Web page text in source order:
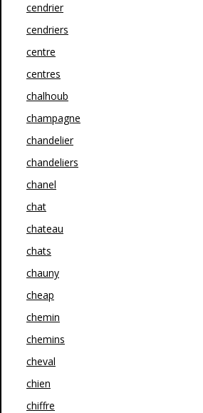
cendrier
cendriers
centre
centres
chalhoub
champagne
chandelier
chandeliers
chanel
chat
chateau
chats
chauny
cheap
chemin
chemins
cheval
chien
chiffre